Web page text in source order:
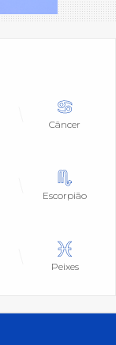
Câncer
Escorpião
Peixes